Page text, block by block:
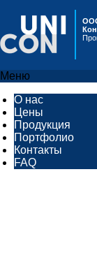
Меню
О нас
Цены
Продукция
Портфолио
Контакты
FAQ